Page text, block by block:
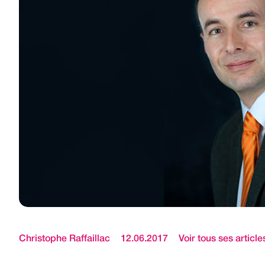
Christophe Raffaillac 12.06.2017 Voir tous ses